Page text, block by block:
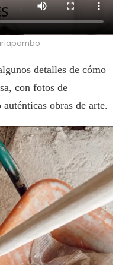
detalles de cómo
con fotos de
obras de arte.